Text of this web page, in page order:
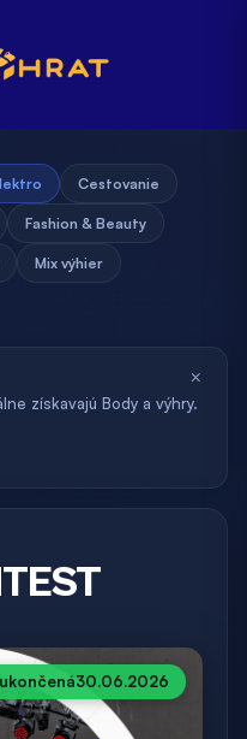
Cestovanie
Fashion & Beauty
Mix výhier
získavajú Body a výhry.
×
30.06.2026